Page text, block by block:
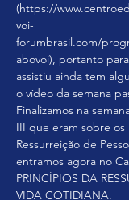
(https://
voi-
forumbrasil.com/
abovoi), portanto
assistiu ainda tem
o vídeo da semana
Finalizamos na
III que eram sobre
Ressurreição de
entramos agora no
PRINCÍPIOS DA
VIDA COTIDIANA.